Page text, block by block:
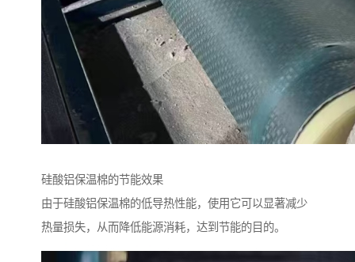
硅酸铝保温棉的节能效果
由于硅酸铝保温棉的低导热性能，使用它可以显著减少
热量损失，从而降低能源消耗，达到节能的目的。